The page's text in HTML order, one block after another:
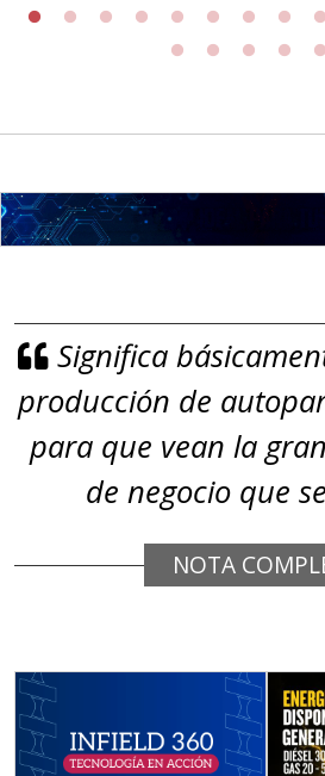
Especificaciones:
gestión ambiental.
Empresa en Jalisco
Requiere:
Especificaciones:
De alta pureza y
Garantizar
de calidad y gestión
Aplicar al
Significa
producción de
para que vean la
de negocio que
NOTA